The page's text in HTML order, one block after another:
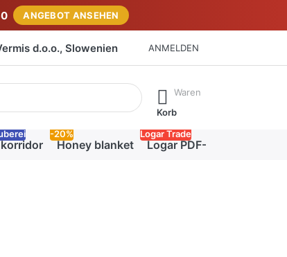
ANGEBOT ANSEHEN
d.o.o., Slowenien ANMELDEN
Ergebnisse. Drücken Sie die Eingabetaste, um alle
Waren
Korb
Honey blanket
-20%
Logar PDF-Katalog
Logar Trade